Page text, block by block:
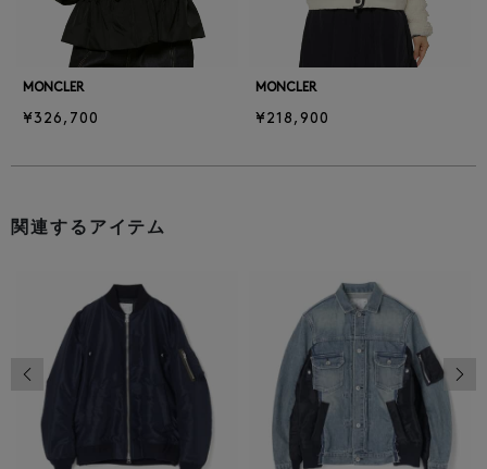
MONCLER
¥326,700
MONCLER
¥218,900
関連するアイテム
前の画像